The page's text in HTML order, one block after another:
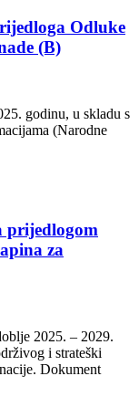
Odluke
(B)
godinu, u skladu s
(Narodne
prijedlogom
za
2025. – 2029.
i strateški
Dokument